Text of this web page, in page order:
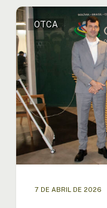
OTCA
e
Ministério
da
Educação
do
Brasil
avançam
na
reativação
da
Comissão
OTCA
7 DE ABRIL DE 2026